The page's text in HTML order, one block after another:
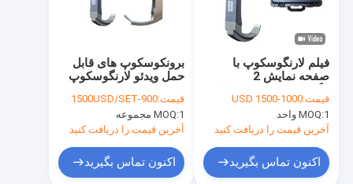
تور کارخانه
کنترل کیفیت
با ما تماس بگیرید
برونکوسکوپ های قابل
حمل ویدئو لارنگوسکوپ
1200
قیمت:900-1500USD/SET
MOQ:1 مجموعه
آخرین قیمت را دریافت کنید
اکنون تماس بگیرید
فیلم لارنگوسکوپ با
صفحه نمایش 2
برای ابزار جراحی
بیمارستانی
قیمت:1000-1500 USD
MOQ:1 واحد
آخرین قیمت را دریافت کنید
اکنون تماس بگیرید